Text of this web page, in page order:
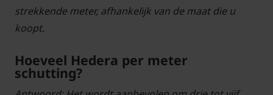
strekkende meter, afhankelijk van de maat die u
koopt.
Hoeveel Hedera per meter
schutting?